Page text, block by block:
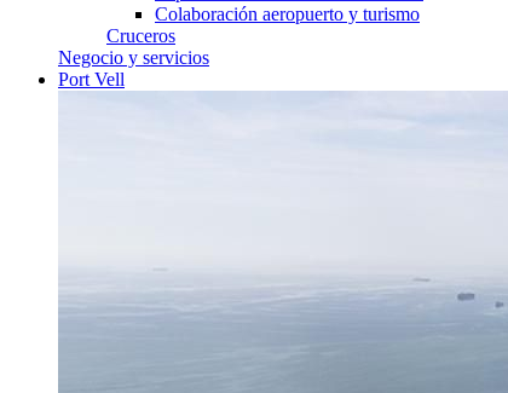
Colaboración aeropuerto y turismo
Cruceros
Negocio y servicios
Port Vell